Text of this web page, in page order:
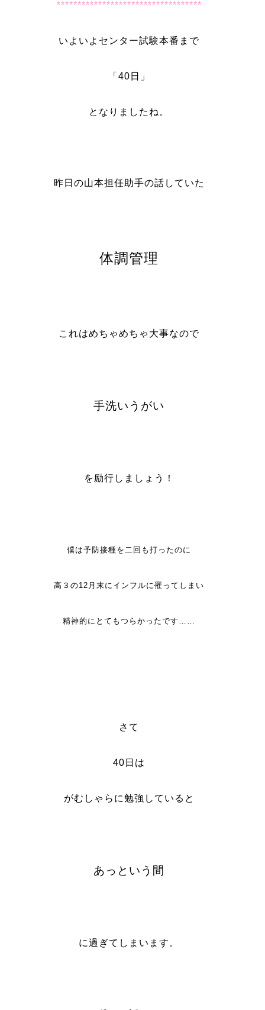
***********************************
いよいよセンター試験本番まで
「40日」
となりましたね。
昨日の山本担任助手の話していた
体調管理
これはめちゃめちゃ大事なので
手洗いうがい
を励行しましょう！
僕は予防接種を二回も打ったのに
高３の12月末にインフルに罹ってしまい
精神的にとてもつらかったです……
さて
40日は
がむしゃらに勉強していると
あっという間
に過ぎてしまいます。